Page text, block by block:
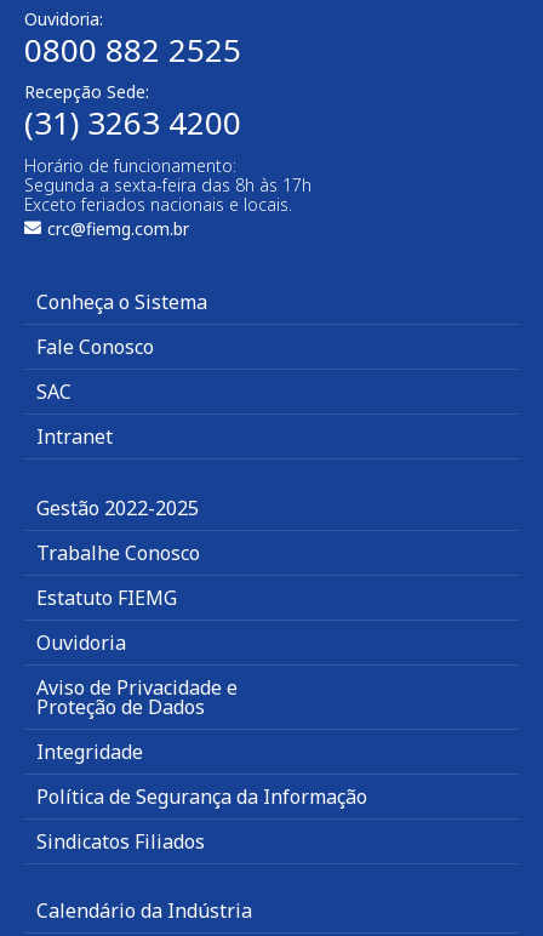
Ouvidoria:
0800 882 2525
Recepção Sede:
(31) 3263 4200
Horário de funcionamento:
Segunda a sexta-feira das 8h às 17h
Exceto feriados nacionais e locais.
crc@fiemg.com.br
Conheça o Sistema
Fale Conosco
SAC
Intranet
Gestão 2022-2025
Trabalhe Conosco
Estatuto FIEMG
Ouvidoria
Aviso de Privacidade e
Proteção de Dados
Integridade
Política de Segurança da Informação
Sindicatos Filiados
Calendário da Indústria